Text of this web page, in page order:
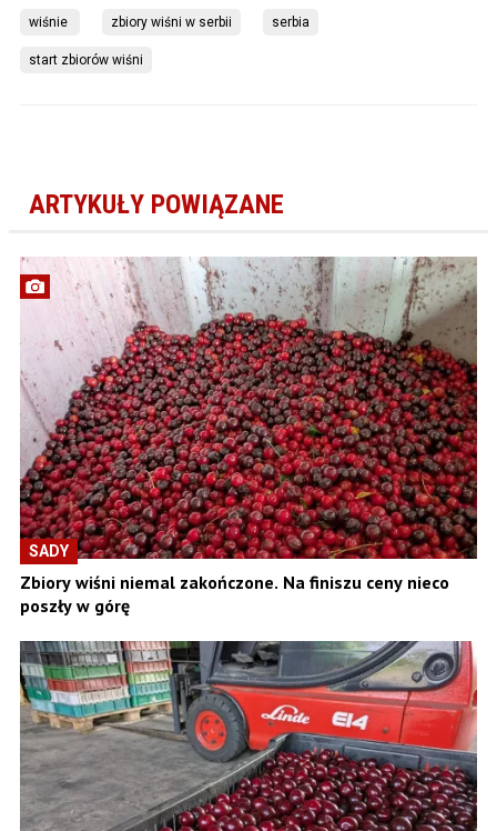
wiśnie zbiory wiśni w serbii serbia
start zbiorów wiśni
ARTYKUŁY POWIĄZANE
SADY
Zbiory wiśni niemal zakończone. Na finiszu ceny nieco
poszły w górę